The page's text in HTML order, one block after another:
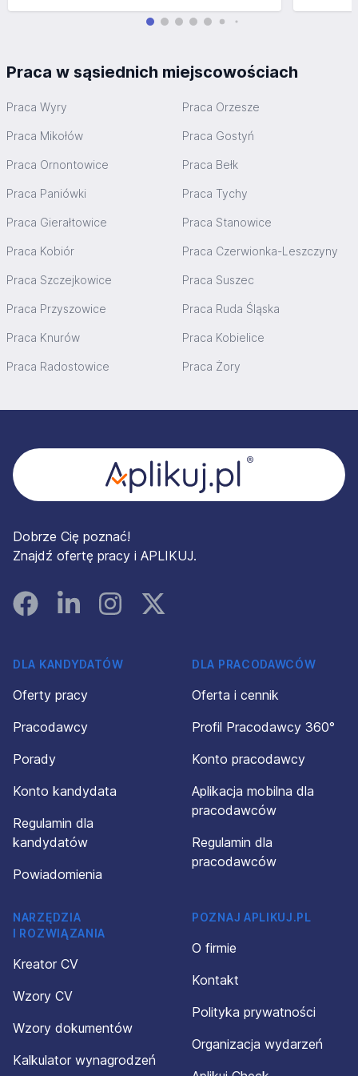
Praca w sąsiednich miejscowościach
Praca Wyry Praca Orzesze
Praca Mikołów Praca Gostyń
Praca Ornontowice Praca Bełk
Praca Paniówki Praca Tychy
Praca Gierałtowice Praca Stanowice
Praca Kobiór Praca Czerwionka-Leszczyny
Praca Szczejkowice Praca Suszec
Praca Przyszowice Praca Ruda Śląska
Praca Knurów Praca Kobielice
Praca Radostowice Praca Żory
Dobrze Cię poznać!
Znajdź ofertę pracy i APLIKUJ.
FacebookLinked InInstagramInstagram
DLA KANDYDATÓW
Oferty pracy
Pracodawcy
Porady
Konto kandydata
Regulamin dla
kandydatów
Powiadomienia
DLA PRACODAWCÓW
Oferta i cennik
Profil Pracodawcy 360°
Konto pracodawcy
Aplikacja mobilna dla
pracodawców
Regulamin dla
pracodawców
NARZĘDZIA
I ROZWIĄZANIA
Kreator CV
Wzory CV
Wzory dokumentów
Kalkulator wynagrodzeń
POZNAJ APLIKUJ.PL
O firmie
Kontakt
Polityka prywatności
Organizacja wydarzeń